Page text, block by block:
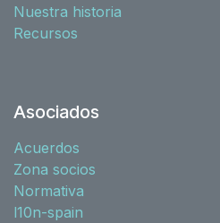
Nuestra historia
Recursos
Asociados
Acuerdos
Zona socios
Normativa
l10n-spain